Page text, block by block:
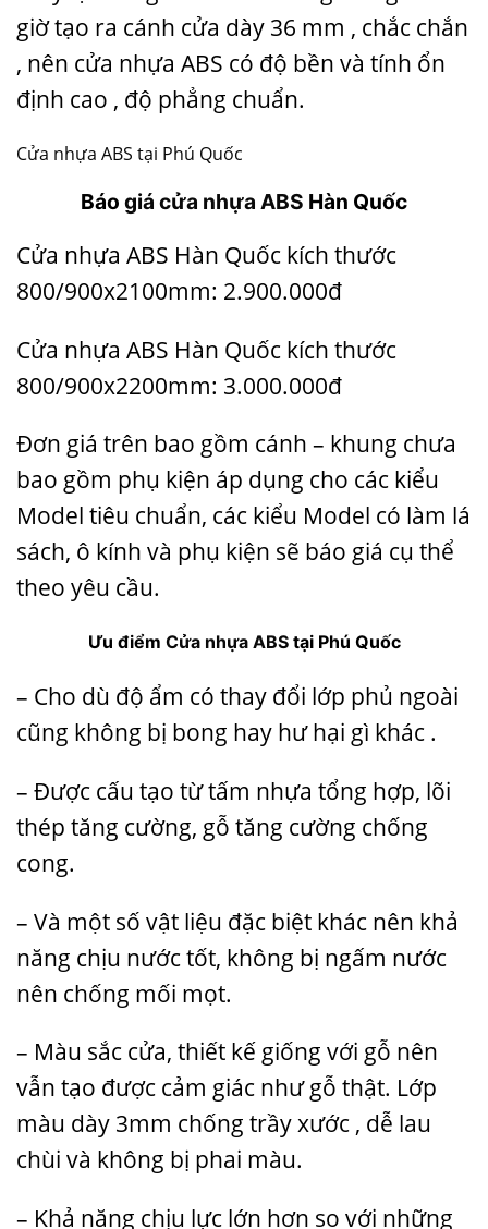
giờ tạo ra cánh cửa dày 36 mm , chắc chắn
, nên cửa nhựa ABS có độ bền và tính ổn
định cao , độ phẳng chuẩn.
Cửa nhựa ABS tại Phú Quốc
Báo giá cửa nhựa ABS Hàn Quốc
Cửa nhựa ABS Hàn Quốc kích thước
800/900x2100mm: 2.900.000đ
Cửa nhựa ABS Hàn Quốc kích thước
800/900x2200mm: 3.000.000đ
Đơn giá trên bao gồm cánh – khung chưa
bao gồm phụ kiện áp dụng cho các kiểu
Model tiêu chuẩn, các kiểu Model có làm lá
sách, ô kính và phụ kiện sẽ báo giá cụ thể
theo yêu cầu.
Ưu điểm Cửa nhựa ABStại Phú Quốc
– Cho dù độ ẩm có thay đổi lớp phủ ngoài
cũng không bị bong hay hư hại gì khác .
– Được cấu tạo từ tấm nhựa tổng hợp, lõi
thép tăng cường, gỗ tăng cường chống
cong.
– Và một số vật liệu đặc biệt khác nên khả
năng chịu nước tốt, không bị ngấm nước
nên chống mối mọt.
– Màu sắc cửa, thiết kế giống với gỗ nên
vẫn tạo được cảm giác như gỗ thật. Lớp
màu dày 3mm chống trầy xước , dễ lau
chùi và không bị phai màu.
– Khả năng chịu lực lớn hơn so với những